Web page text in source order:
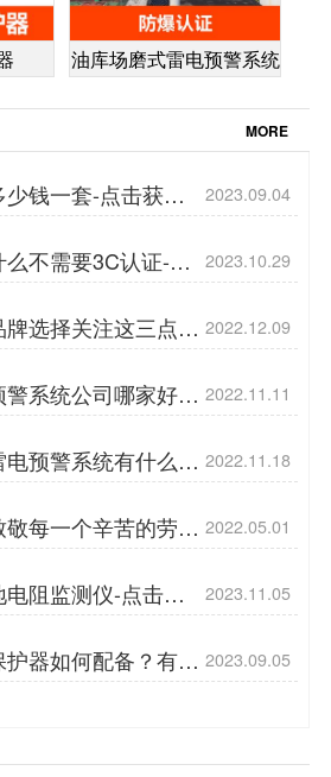
油库场磨式雷电预警系统
MORE
钱一套-点击获取
2023.09.04
不需要3C认证-你
造…
2023.10.29
选择关注这三点，
【易造防雷】…
2022.12.09
系统公司哪家好？
【易造防雷】…
2022.11.11
预警系统有什么特
】…
2022.11.18
每一个辛苦的劳动
…
2022.05.01
阻监测仪-点击查
2023.11.05
器如何配备？有什
雷…
2023.09.05